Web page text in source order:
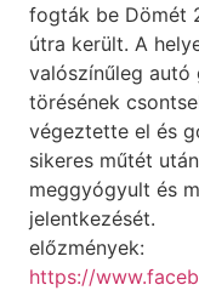
fogták be Dömét
útra került. A
valószínűleg
törésének
végeztette el és
sikeres műtét
meggyógyult és
jelentkezését.
előzmények:
https://